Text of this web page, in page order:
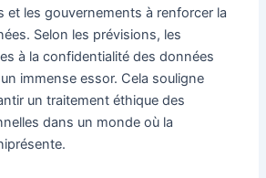
et les gouvernements à renforcer la
Selon les prévisions, les
à la confidentialité des données
immense essor. Cela souligne
un traitement éthique des
dans un monde où la